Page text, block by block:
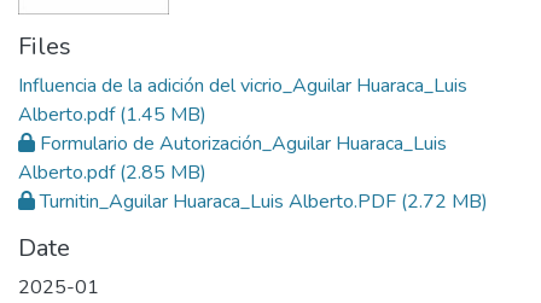
Files
Influencia de la adición del vicrio_Aguilar Huaraca_Luis
Alberto.pdf(1.45 MB)
Formulario de Autorización_Aguilar Huaraca_Luis
Alberto.pdf(2.85 MB)
Turnitin_Aguilar Huaraca_Luis Alberto.PDF (2.72 MB)
Date
2025-01